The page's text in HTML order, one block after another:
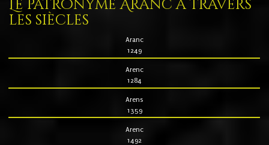
Le patronyme Aranc à travers
les siècles
Aranc
1249
Arenc
1284
Arens
1359
Arenc
1492